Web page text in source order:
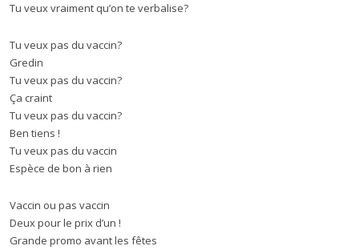
Tu veux vraiment qu’on te verbalise?
Tu veux pas du vaccin?
Gredin
Tu veux pas du vaccin?
Ça craint
Tu veux pas du vaccin?
Ben tiens !
Tu veux pas du vaccin
Espèce de bon à rien
Vaccin ou pas vaccin
Deux pour le prix d’un !
Grande promo avant les fêtes